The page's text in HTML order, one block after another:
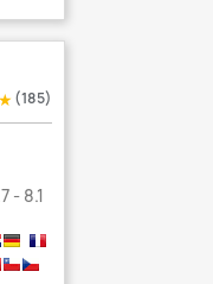
★(185)
- 8.1